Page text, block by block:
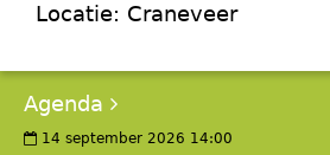
Locatie: Craneveer
Agenda
14 september 2026 14:00